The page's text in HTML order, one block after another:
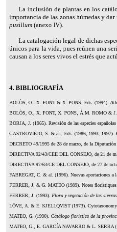
La inclusión de plantas en los
importancia de las zonas húmedas y
pusillum (anexo IV).
La catalogación legal de dichas
únicos para la vida, pues reúnen una
causan a los seres vivos el estrés que
4. BIBLIOGRAFÍA
BOLÒS , O., X. FONT & X. PONS , Eds. (1994).
BOLÒS , O., X. FONT, X. PONS, À.M. ROMO &
BORJA, J. (1965). Revisión de las especies españolas
CASTROVIEJO , S. & al., Eds. (1986, 1993, 1997).
DECRETO 49/1995 de 28 de marzo, de la Diputación
DIRECTIVA 92/43/CEE DEL CONSEJO , de 21 de
DIRECTIVA 97/63/CE DEL CONSEJO , de 27 de
FABREGAT, C. & al. (1996). Nuevas aportaciones a
FERRER, J. & G. MATEO (1989). Notes
FERRER , J. (1993). Flora y vegetación de las
LÖVE , A. & E. KJELLQVIST (1973).
MATEO , G. (1990). Catálogo florístico de la
MATEO, G., E. GARCÍA NAVARRO & L. SERRA